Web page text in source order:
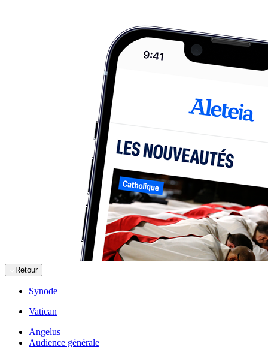
Retour
Synode
Vatican
Angelus
Audience générale